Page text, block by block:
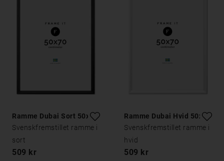
Ramme Dubai Sort 50x70
Svenskfremstillet ramme i
sort
509 kr
Ramme Dubai Hvid 50x70
Svenskfremstillet ramme i
hvid
509 kr